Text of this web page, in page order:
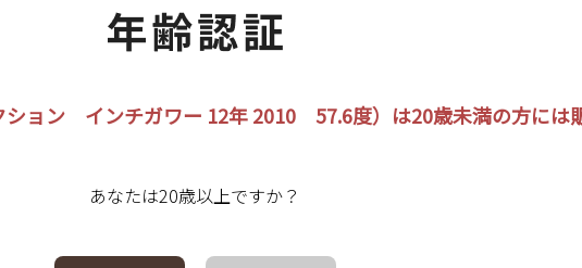
ション インチガワー 12年 2010 57.6度）は20歳未満の方には
あなたは20歳以上ですか？